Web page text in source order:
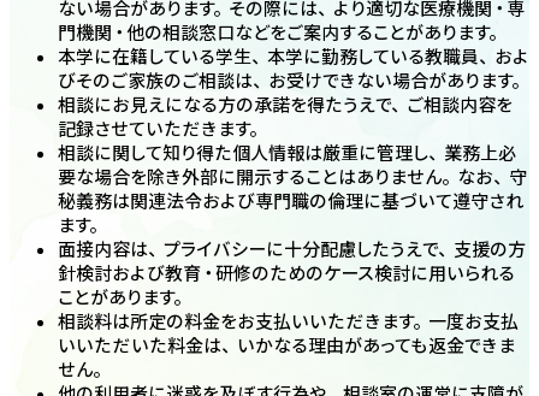
ない場合があります。その際には、より適切な医療機関・専
門機関・他の相談窓口などをご案内することがあります。
本学に在籍している学生、本学に勤務している教職員、およ
びそのご家族のご相談は、お受けできない場合があります。
相談にお見えになる方の承諾を得たうえで、ご相談内容を
記録させていただきます。
相談に関して知り得た個人情報は厳重に管理し、業務上必
要な場合を除き外部に開示することはありません。なお、守
秘義務は関連法令および専門職の倫理に基づいて遵守され
ます。
面接内容は、プライバシーに十分配慮したうえで、支援の方
針検討および教育・研修のためのケース検討に用いられる
ことがあります。
相談料は所定の料金をお支払いいただきます。一度お支払
いいただいた料金は、いかなる理由があっても返金できま
せん。